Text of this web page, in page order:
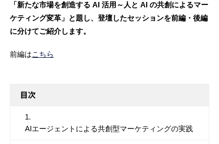
「新たな市場を創造する AI 活用～人と AI の共創によるマー
ケティング変革」と題し、登壇したセッションを前編・後編
に分けてご紹介します。
前編はこちら
目次
AIエージェントによる共創型マーケティングの実践